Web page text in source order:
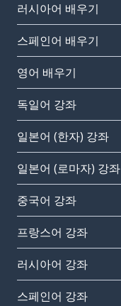
러시아어 배우기
스페인어 배우기
영어 배우기
독일어 강좌
일본어 (한자) 강좌
일본어 (로마자) 강좌
중국어 강좌
프랑스어 강좌
러시아어 강좌
스페인어 강좌